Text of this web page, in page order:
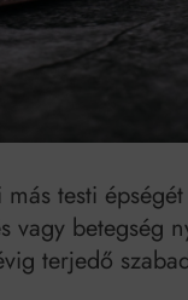
testi
vagy
terjedő